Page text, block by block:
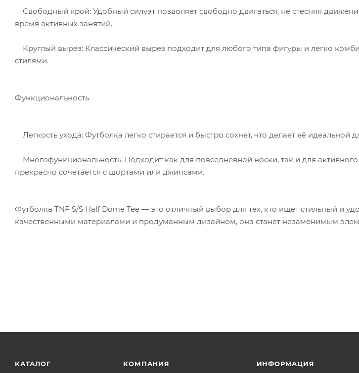
Свободный крой: Удобный силуэт позволяет свободно двигаться, не стесняя
время активных занятий.
Круглый вырез: Классический вырез подходит для любого типа фигуры и легко
стилями.
Функциональность
Легкость ухода: Футболка легко стирается и быстро сохнет, что делает её идеальной
Многофункциональность: Подходит как для повседневной носки, так и для
прекрасно сочетается с шортами или джинсами.
Футболка TNF S/S Half Dome Tee — это отличный выбор для тех, кто ищет стильный и
качественными материалами и продуманным дизайном, она станет незаменимым
КАТАЛОГ КОМПАНИЯ ИНФОРМАЦИЯ